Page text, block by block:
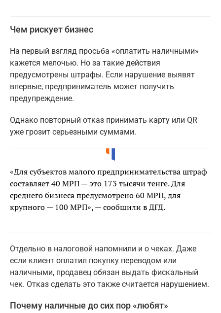
Чем рискует бизнес
На первый взгляд просьба «оплатить наличными»
кажется мелочью. Но за такие действия
предусмотрены штрафы. Если нарушение выявят
впервые, предприниматель может получить
предупреждение.
Однако повторный отказ принимать карту или QR
уже грозит серьезными суммами.
«Для субъектов малого предпринимательства штраф
составляет 40 МРП — это 173 тысячи тенге. Для
среднего бизнеса предусмотрено 60 МРП, для
крупного — 100 МРП», — сообщили в ДГД.
Отдельно в налоговой напомнили и о чеках. Даже
если клиент оплатил покупку переводом или
наличными, продавец обязан выдать фискальный
чек. Отказ сделать это также считается нарушением.
Почему наличные до сих пор «любят»